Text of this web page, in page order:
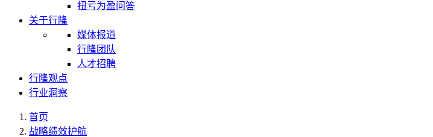
扭亏为盈问答
关于行隆
媒体报道
行隆团队
人才招聘
行隆观点
行业洞察
首页
战略绩效护航